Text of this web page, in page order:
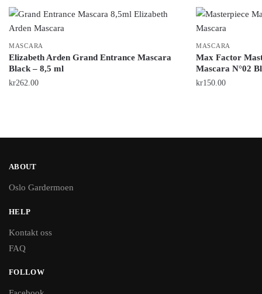
MASCARA
Elizabeth Arden Grand Entrance Mascara
Black – 8,5 ml
kr262.00
MASCARA
Max Factor
Mascara N°02
kr150.00
ABOUT
Oslo Gardermoen
HELP
Kontakt oss
FAQ
FOLLOW